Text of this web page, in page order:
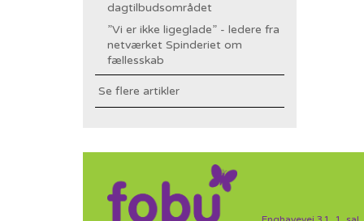
dagtilbudsområdet
”Vi er ikke ligeglade” - ledere fra
netværket Spinderiet om
fællesskab
Se flere artikler